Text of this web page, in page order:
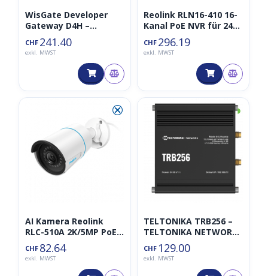
WisGate Developer
Gateway D4H –
RAK7248
CHF 241.40
exkl. MWST
Reolink RLN16-410 16-
Kanal PoE NVR für 24/7
kontinuierliche
Aufzeichnung
CHF 296.19
exkl. MWST
⮿
AI Kamera Reolink
RLC-510A 2K/5MP PoE
Überwachungskamera
(Kamera mit Edge
Personen und Auto
CHF 82.64
exkl. MWST
◑
TELTONIKA TRB256 –
TELTONIKA NETWORKS
UAB
CHF 129.00
exkl. MWST